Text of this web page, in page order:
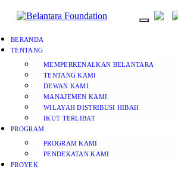
BERANDA
TENTANG
MEMPERKENALKAN BELANTARA
TENTANG KAMI
DEWAN KAMI
MANAJEMEN KAMI
WILAYAH DISTRIBUSI HIBAH
IKUT TERLIBAT
PROGRAM
PROGRAM KAMI
PENDEKATAN KAMI
PROYEK